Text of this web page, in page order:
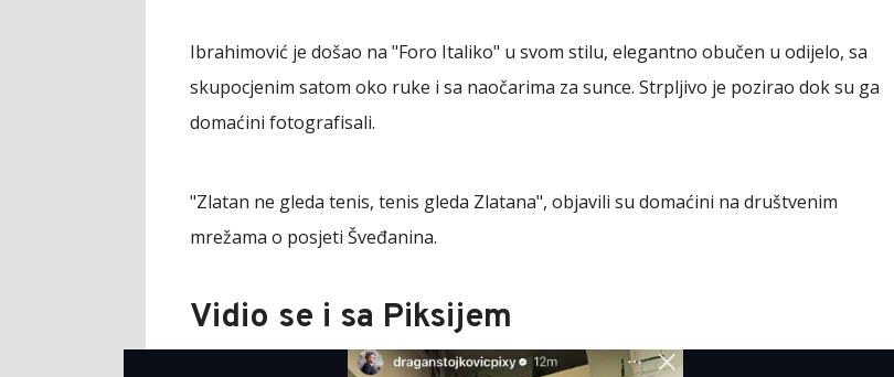
Ibrahimović je došao na "Foro Italiko" u svom stilu, elegantno obučen u odijelo, sa
skupocjenim satom oko ruke i sa naočarima za sunce. Strpljivo je pozirao dok su ga
domaćini fotografisali.
"Zlatan ne gleda tenis, tenis gleda Zlatana", objavili su domaćini na društvenim
mrežama o posjeti Šveđanina.
Vidio se i sa Piksijem